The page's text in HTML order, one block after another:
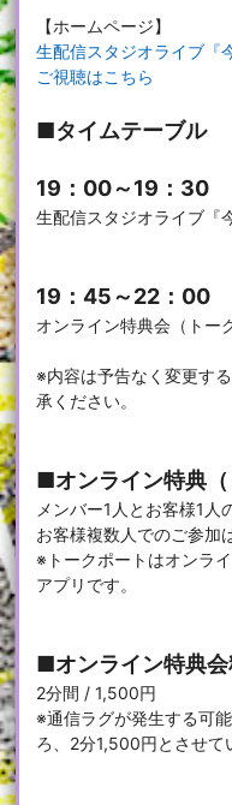
【ホームページ】
生配信スタジオライブ『
ご視聴はこちら
■タイムテーブル
19：00～19：30
生配信スタジオライブ『
19：45～22：00
オンライン特典会（トー
※内容は予告なく変更す
承ください。
■オンライン特典
メンバー1人とお客様1人
お客様複数人でのご参加
※トークポートはオンラ
アプリです。
■オンライン特典
2分間 / 1,500円
※通信ラグが発生する可
ろ、2分1,500円とさせて